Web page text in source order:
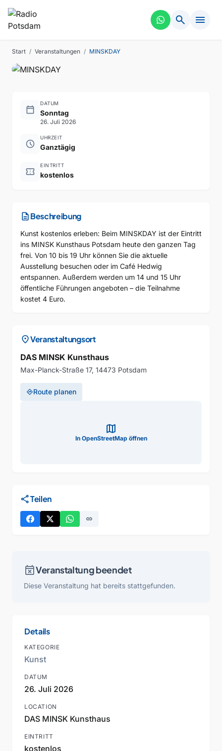
search menu
Start / Veranstaltungen / MINSKDAY
KUNST
MINSKDAY
calendar_today
DATUM
Sonntag
26. Juli 2026
schedule
UHRZEIT
Ganztägig
confirmation_number
EINTRITT
kostenlos
descriptionBeschreibung
Kunst kostenlos erleben: Beim MINSKDAY ist der Eintritt
ins MINSK Kunsthaus Potsdam heute den ganzen Tag
frei. Von 10 bis 19 Uhr können Sie die aktuelle
Ausstellung besuchen oder im Café Hedwig
entspannen. Außerdem werden um 14 und 15 Uhr
öffentliche Führungen angeboten – die Teilnahme
kostet 4 Euro.
location_onVeranstaltungsort
DAS MINSK Kunsthaus
Max-Planck-Straße 17, 14473 Potsdam
directionsRoute planen
map
In OpenStreetMap öffnen
shareTeilen
link
event_busyVeranstaltung beendet
Diese Veranstaltung hat bereits stattgefunden.
Details
KATEGORIE
Kunst
DATUM
26. Juli 2026
LOCATION
DAS MINSK Kunsthaus
EINTRITT
kostenlos